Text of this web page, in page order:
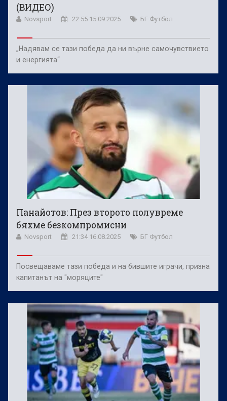
(ВИДЕО)
Novsport 22:55 15.09.2025 БГ Футбол
„Надявам се тази победа да ни върне самочувствието
и енергията“
Панайотов: През второто полувреме
бяхме безкомпромисни
Novsport 21:34 16.08.2025 БГ Футбол
Посвещаваме тази победа и на бившите играчи, призна
капитанът на "моряците"